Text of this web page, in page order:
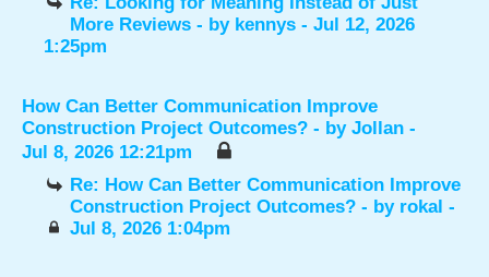
More Reviews - by kennys - Jul 12, 2026
1:25pm
How Can Better Communication Improve
Construction Project Outcomes? - by Jollan -
Jul 8, 2026 12:21pm
Re: How Can Better Communication Improve
Construction Project Outcomes? - by rokal -
Jul 8, 2026 1:04pm